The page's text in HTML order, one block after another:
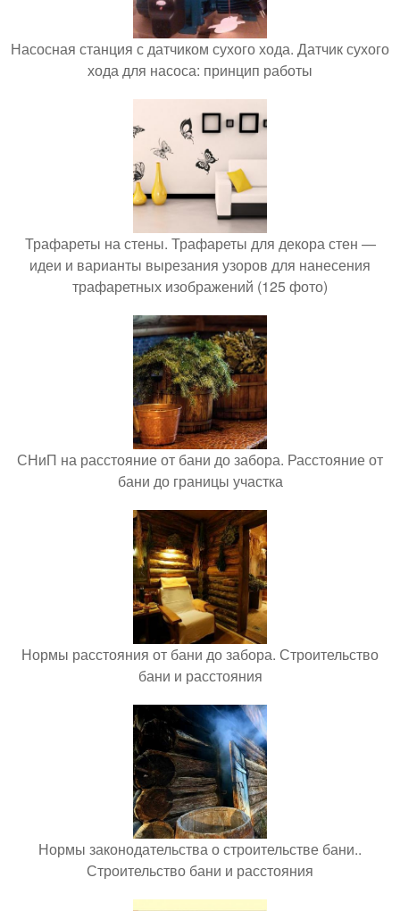
Насосная станция с датчиком сухого хода. Датчик сухого
хода для насоса: принцип работы
Трафареты на стены. Трафареты для декора стен —
идеи и варианты вырезания узоров для нанесения
трафаретных изображений (125 фото)
СНиП на расстояние от бани до забора. Расстояние от
бани до границы участка
Нормы расстояния от бани до забора. Строительство
бани и расстояния
Нормы законодательства о строительстве бани..
Строительство бани и расстояния